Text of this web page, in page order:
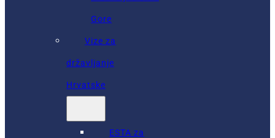
Gore
Vize za
državljanje
Hrvatske
ESTA za